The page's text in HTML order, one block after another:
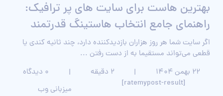
بهترین هاست برای سایت های پر ترافیک:
راهنمای جامع انتخاب هاستینگ قدرتمند
اگر سایت شما هر روز هزاران بازدیدکننده دارد، چند ثانیه کندی یا
قطعی می‌تواند مستقیما به از دست رفتن ...
۲۲ بهمن ۱۴۰۴
| 2 دقیقه |
0 دیدگاه
[ratemypost-result]
میزبانی وب